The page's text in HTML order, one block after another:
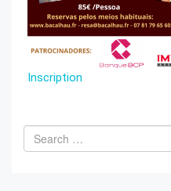
Inscription